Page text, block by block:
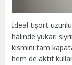
İdeal tişört
halinde yukarı
kısmını tam
hem de aktif